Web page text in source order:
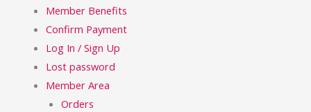
Member Benefits
Confirm Payment
Log In / Sign Up
Lost password
Member Area
Orders